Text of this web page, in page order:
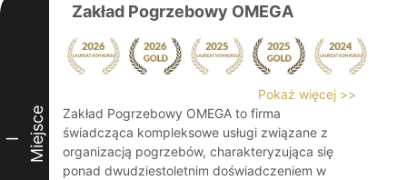
I Miejsce
Zakład Pogrzebowy OMEGA
Pokaż więcej >>
Zakład Pogrzebowy OMEGA to firma
świadcząca kompleksowe usługi związane z
organizacją pogrzebów, charakteryzująca się
ponad dwudziestoletnim doświadczeniem w